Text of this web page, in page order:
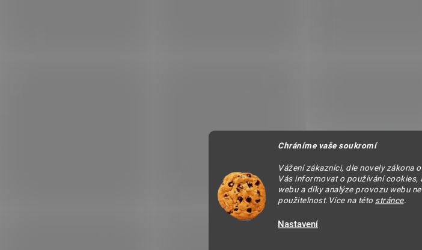
Chráníme vaše soukromí
Vážení zákazníci, dle novely zákona
Vás informovat o používání
webu a díky analýze provozu webu
použitelnost.Více na této stránce.
Nastavení